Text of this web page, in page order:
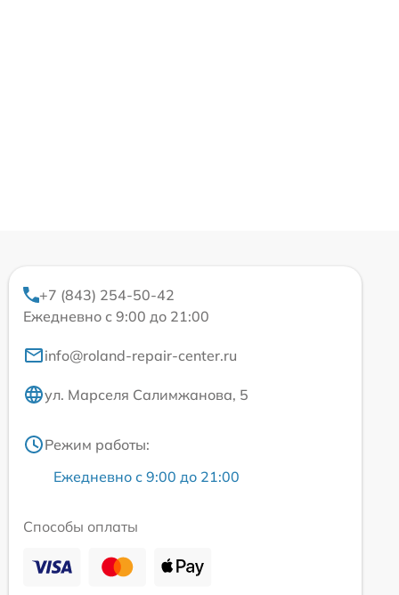
+7 (843) 254-50-42
Ежедневно с 9:00 до 21:00
info@roland-repair-center.ru
ул. Марселя Салимжанова, 5
Режим работы:
Ежедневно с 9:00 до 21:00
Способы оплаты